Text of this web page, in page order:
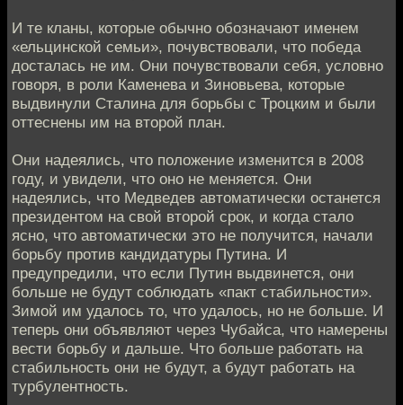
И те кланы, которые обычно обозначают именем
«ельцинской семьи», почувствовали, что победа
досталась не им. Они почувствовали себя, условно
говоря, в роли Каменева и Зиновьева, которые
выдвинули Сталина для борьбы с Троцким и были
оттеснены им на второй план.
Они надеялись, что положение изменится в 2008
году, и увидели, что оно не меняется. Они
надеялись, что Медведев автоматически останется
президентом на свой второй срок, и когда стало
ясно, что автоматически это не получится, начали
борьбу против кандидатуры Путина. И
предупредили, что если Путин выдвинется, они
больше не будут соблюдать «пакт стабильности».
Зимой им удалось то, что удалось, но не больше. И
теперь они объявляют через Чубайса, что намерены
вести борьбу и дальше. Что больше работать на
стабильность они не будут, а будут работать на
турбулентность.